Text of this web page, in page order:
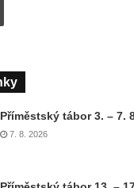
Příměstský tábor 3. – 7.
7. 8. 2026